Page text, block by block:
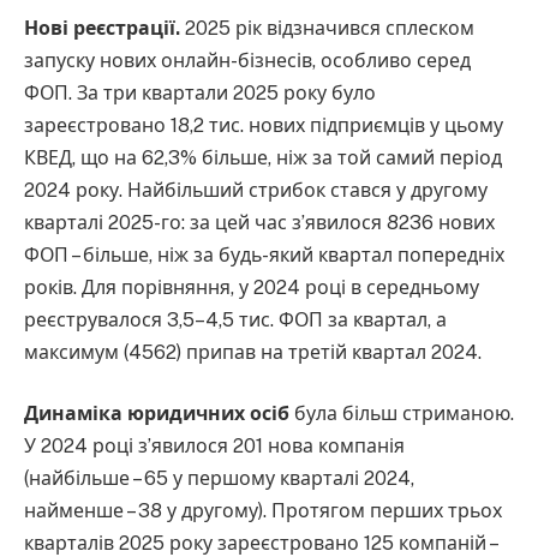
Нові реєстрації. 2025 рік відзначився сплеском
запуску нових онлайн-бізнесів, особливо серед
ФОП. За три квартали 2025 року було
зареєстровано 18,2 тис. нових підприємців у цьому
КВЕД, що на 62,3% більше, ніж за той самий період
2024 року. Найбільший стрибок стався у другому
кварталі 2025-го: за цей час з’явилося 8236 нових
ФОП – більше, ніж за будь-який квартал попередніх
років. Для порівняння, у 2024 році в середньому
реєструвалося 3,5–4,5 тис. ФОП за квартал, а
максимум (4562) припав на третій квартал 2024.
Динаміка юридичних осіб була більш стриманою.
У 2024 році з’явилося 201 нова компанія
(найбільше – 65 у першому кварталі 2024,
найменше – 38 у другому). Протягом перших трьох
кварталів 2025 року зареєстровано 125 компаній –